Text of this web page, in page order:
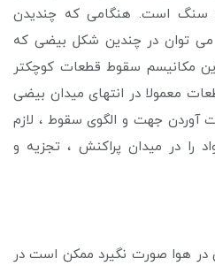
سنگ است. هنگامی که چندیدن
می توان در چندین شکل بیضی که
مکانیسم سقوط قطعات کوچکتر
معمولا در انتهای میدان بیضی
آوردن جهت و الگوی سقوط ، لازم
را در میدان پراکنش ، تجزیه و
در هوا صورت نگیرد ممکن است در